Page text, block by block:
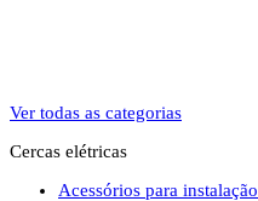
Ver todas as categorias
Cercas elétricas
Acessórios para instalação